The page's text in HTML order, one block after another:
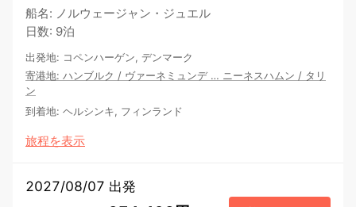
船名: ノルウェージャン・ジュエル
日数: 9泊
出発地: コペンハーゲン, デンマーク
寄港地: ハンブルク / ヴァーネミュンデ… ニーネスハムン / タリ
ン
到着地: ヘルシンキ, フィンランド
旅程を表示
2027/08/07 出発